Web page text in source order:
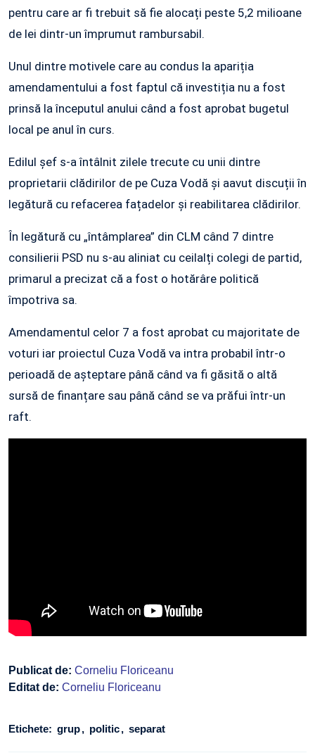
pentru care ar fi trebuit să fie alocați peste 5,2 milioane
de lei dintr-un împrumut rambursabil.
Unul dintre motivele care au condus la apariția
amendamentului a fost faptul că investiția nu a fost
prinsă la începutul anului când a fost aprobat bugetul
local pe anul în curs.
Edilul șef s-a întâlnit zilele trecute cu unii dintre
proprietarii clădirilor de pe Cuza Vodă și aavut discuții în
legătură cu refacerea fațadelor și reabilitarea clădirilor.
În legătură cu „întâmplarea” din CLM când 7 dintre
consilierii PSD nu s-au aliniat cu ceilalți colegi de partid,
primarul a precizat că a fost o hotărâre politică
împotriva sa.
Amendamentul celor 7 a fost aprobat cu majoritate de
voturi iar proiectul Cuza Vodă va intra probabil într-o
perioadă de așteptare până când va fi găsită o altă
sursă de finanțare sau până când se va prăfui într-un
raft.
Publicat de: Corneliu Floriceanu
Editat de: Corneliu Floriceanu
Etichete: grup politic separat